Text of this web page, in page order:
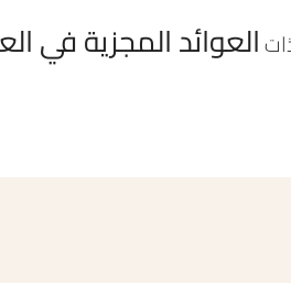
العوائد المجزية في